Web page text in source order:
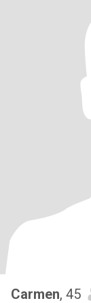
Carmen, 45